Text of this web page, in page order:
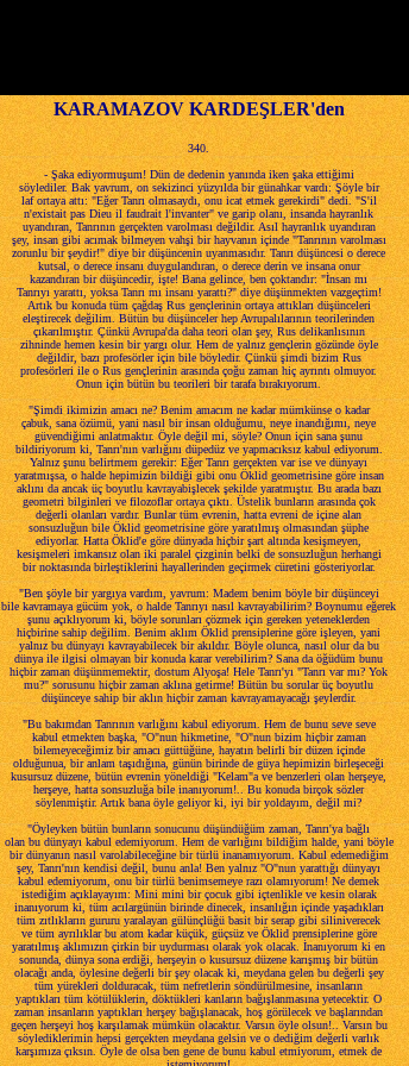
KARAMAZOV KARDEŞLER'den
340.
- Şaka ediyormuşum! Dün de dedenin yanında iken şaka ettiğimi
söylediler. Bak yavrum, on sekizinci yüzyılda bir günahkar vardı: Şöyle bir
laf ortaya attı: "Eğer Tanrı olmasaydı, onu icat etmek gerekirdi" dedi. "S'il
n'existait pas Dieu il faudrait l'invanter" ve garip olanı, insanda hayranlık
uyandıran, Tanrının gerçekten varolması değildir. Asıl hayranlık uyandıran
şey, insan gibi acımak bilmeyen vahşi bir hayvanın içinde "Tanrının varolması
zorunlu bir şeydir!" diye bir düşüncenin uyanmasıdır. Tanrı düşüncesi o derece
kutsal, o derece insanı duygulandıran, o derece derin ve insana onur
kazandıran bir düşüncedir, işte! Bana gelince, ben çoktandır: "İnsan mı
Tanrıyı yarattı, yoksa Tanrı mı insanı yarattı?" diye düşünmekten vazgeçtim!
Artık bu konuda tüm çağdaş Rus gençlerinin ortaya attıkları düşünceleri
eleştirecek değilim. Bütün bu düşünceler hep Avrupalılarının teorilerinden
çıkarılmıştır. Çünkü Avrupa'da daha teori olan şey, Rus delikanlısının
zihninde hemen kesin bir yargı olur. Hem de yalnız gençlerin gözünde öyle
değildir, bazı profesörler için bile böyledir. Çünkü şimdi bizim Rus
profesörleri ile o Rus gençlerinin arasında çoğu zaman hiç ayrıntı olmuyor.
Onun için bütün bu teorileri bir tarafa bırakıyorum.
"Şimdi ikimizin amacı ne? Benim amacım ne kadar mümkünse o kadar
çabuk, sana özümü, yani nasıl bir insan olduğumu, neye inandığımı, neye
güvendiğimi anlatmaktır. Öyle değil mi, söyle? Onun için sana şunu
bildiriyorum ki, Tanrı'nın varlığını düpedüz ve yapmacıksız kabul ediyorum.
Yalnız şunu belirtmem gerekir: Eğer Tanrı gerçekten var ise ve dünyayı
yaratmışsa, o halde hepimizin bildiği gibi onu Öklid geometrisine göre insan
aklını da ancak üç boyutlu kavrayabişlecek şekilde yaratmıştır. Bu arada bazı
geometri bilginleri ve filozoflar ortaya çıktı. Üstelik bunların arasında çok
değerli olanları vardır. Bunlar tüm evrenin, hatta evreni de içine alan
sonsuzluğun bile Öklid geometrisine göre yaratılmış olmasından şüphe
ediyorlar. Hatta Öklid'e göre dünyada hiçbir şart altında kesişmeyen,
kesişmeleri imkansız olan iki paralel çizginin belki de sonsuzluğun herhangi
bir noktasında birleştiklerini hayallerinden geçirmek cüretini gösteriyorlar.
"Ben şöyle bir yargıya vardım, yavrum: Madem benim böyle bir düşünceyi
bile kavramaya gücüm yok, o halde Tanrıyı nasıl kavrayabilirim? Boynumu eğerek
şunu açıklıyorum ki, böyle sorunları çözmek için gereken yeteneklerden
hiçbirine sahip değilim. Benim aklım Öklid prensiplerine göre işleyen, yani
yalnız bu dünyayı kavrayabilecek bir akıldır. Böyle olunca, nasıl olur da bu
dünya ile ilgisi olmayan bir konuda karar verebilirim? Sana da öğüdüm bunu
hiçbir zaman düşünmemektir, dostum Alyoşa! Hele Tanrı'yı "Tanrı var mı? Yok
mu?" sorusunu hiçbir zaman aklına getirme! Bütün bu sorular üç boyutlu
düşünceye sahip bir aklın hiçbir zaman kavrayamayacağı şeylerdir.
"Bu bakımdan Tanrının varlığını kabul ediyorum. Hem de bunu seve seve
kabul etmekten başka, "O"nun hikmetine, "O"nun bizim hiçbir zaman
bilemeyeceğimiz bir amacı güttüğüne, hayatın belirli bir düzen içinde
olduğunua, bir anlam taşıdığına, günün birinde de güya hepimizin birleşeceği
kusursuz düzene, bütün evrenin yöneldiği "Kelam"a ve benzerleri olan herşeye,
herşeye, hatta sonsuzluğa bile inanıyorum!.. Bu konuda birçok sözler
söylenmiştir. Artık bana öyle geliyor ki, iyi bir yoldayım, değil mi?
"Öyleyken bütün bunların sonucunu düşündüğüm zaman, Tanrı'ya bağlı
olan bu dünyayı kabul edemiyorum. Hem de varlığını bildiğim halde, yani böyle
bir dünyanın nasıl varolabileceğine bir türlü inanamıyorum. Kabul edemediğim
şey, Tanrı'nın kendisi değil, bunu anla! Ben yalnız "O"nun yarattığı dünyayı
kabul edemiyorum, onu bir türlü benimsemeye razı olamıyorum! Ne demek
istediğim açıklayayım: Mini mini bir çocuk gibi içtenlikle ve kesin olarak
inanıyorum ki, tüm acılargünün birinde dinecek, insanlığın içinde yaşadıkları
tüm zıtlıkların gururu yaralayan gülünçlüğü basit bir serap gibi siliniverecek
ve tüm ayrılıklar bu atom kadar küçük, güçsüz ve Öklid prensiplerine göre
yaratılmış aklımızın çirkin bir uydurması olarak yok olacak. İnanıyorum ki en
sonunda, dünya sona erdiği, herşeyin o kusursuz düzene karışmış bir bütün
olacağı anda, öylesine değerli bir şey olacak ki, meydana gelen bu değerli şey
tüm yürekleri dolduracak, tüm nefretlerin söndürülmesine, insanların
yaptıkları tüm kötülüklerin, döktükleri kanların bağışlanmasına yetecektir. O
zaman insanların yaptıkları herşey bağışlanacak, hoş görülecek ve başlarından
geçen herşeyi hoş karşılamak mümkün olacaktır. Varsın öyle olsun!.. Varsın bu
söylediklerimin hepsi gerçekten meydana gelsin ve o dediğim değerli varlık
karşımıza çıksın. Öyle de olsa ben gene de bunu kabul etmiyorum, etmek de